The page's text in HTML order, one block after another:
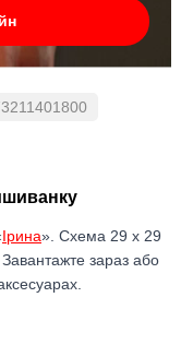
Ірина». Схема 29 x 29
зараз або